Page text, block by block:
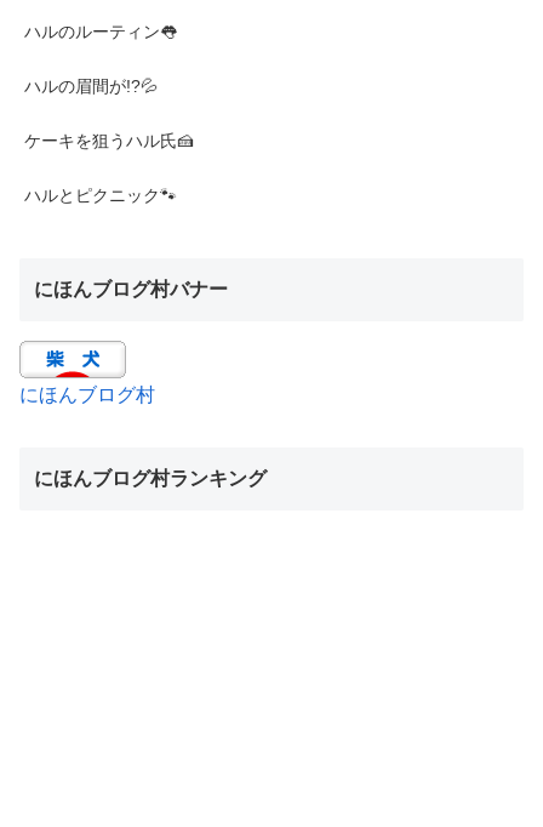
ハルのルーティン👅
ハルの眉間が!?💦
ケーキを狙うハル氏🍰
ハルとピクニック🐾
にほんブログ村バナー
にほんブログ村
にほんブログ村ランキング